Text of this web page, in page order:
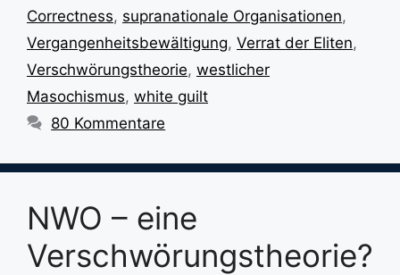
Correctness, supranationale Organisationen,
Vergangenheitsbewältigung, Verrat der Eliten,
Verschwörungstheorie, westlicher
Masochismus, white guilt
80 Kommentare
NWO – eine
Verschwörungstheorie?